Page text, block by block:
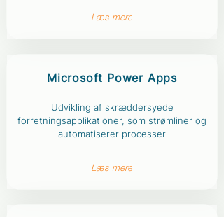
Læs mere
Microsoft Power Apps
Udvikling af skræddersyede
forretningsapplikationer, som strømliner og
automatiserer processer
Læs mere